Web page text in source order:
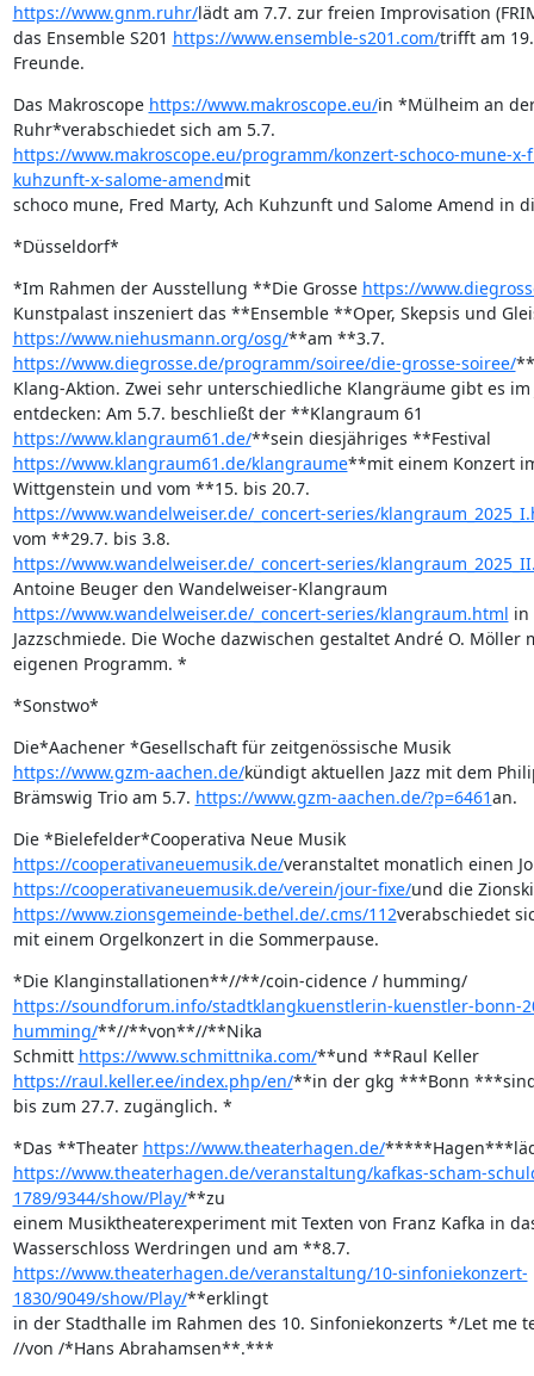
https://www.gnm.ruhr/lädt am 7.7. zur freien Improvisation
das Ensemble S201 https://www.ensemble-s201.com/trifft am
Freunde.
Das Makroscope https://www.makroscope.eu/in *Mülheim an
https://www.makroscope.eu/programm/konzert-schoco-mune-
kuhzunft-x-salome-amendmit
schoco mune, Fred Marty, Ach Kuhzunft und Salome Amend in
*Düsseldorf*
*Im Rahmen der Ausstellung **Die Grosse https://
https://www.niehusmann.org/osg/
https://www.diegrosse.de/programm/soiree/die-grosse-soiree/
Klang-Aktion. Zwei sehr unterschiedliche Klangräume gibt es
https://www.klangraum61.de/
https://www.klangraum61.de/klangraume**mit einem Konzert
https://www.wandelweiser.de/_concert-series/
https://www.wandelweiser.de/_concert-series/
https://www.wandelweiser.de/_concert-series/klangraum.html
Jazzschmiede. Die Woche dazwischen gestaltet André O. Möller
eigenen Programm. *
*Sonstwo*
https://www.gzm-aachen.de/kündigt aktuellen Jazz mit dem
Brämswig Trio am 5.7. https://www.gzm-aachen.de/?p=6461an.
https://cooperativaneuemusik.de/
https://cooperativaneuemusik.de/verein/jour-fixe/
https://www.zionsgemeinde-bethel.de/.cms/112verabschiedet
mit einem Orgelkonzert in die Sommerpause.
https://soundforum.info/stadtklangkuenstlerin-kuenstler-bonn-
humming/**//**von**//**Nika
Schmitt https://www.schmittnika.com/
https://raul.keller.ee/index.php/en/**in der gkg ***Bonn
bis zum 27.7. zugänglich. *
*Das **Theater https://www.theaterhagen.de/
https://www.theaterhagen.de/veranstaltung/kafkas-scham-
1789/9344/show/Play/**zu
einem Musiktheaterexperiment mit Texten von Franz Kafka in
https://www.theaterhagen.de/veranstaltung/10-sinfoniekonzert-
1830/9049/show/Play/**erklingt
in der Stadthalle im Rahmen des 10. Sinfoniekonzerts */Let me
//von /*Hans Abrahamsen**.***